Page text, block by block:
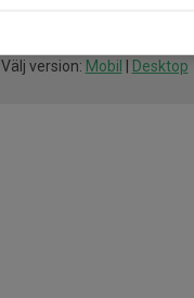
Välj version: Mobil Desktop